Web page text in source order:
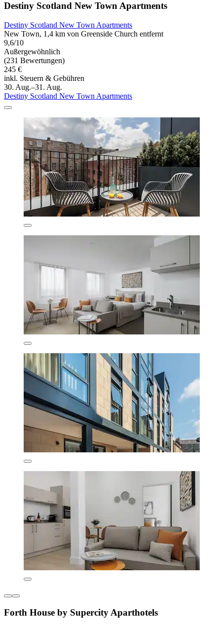
Destiny Scotland New Town Apartments
Destiny Scotland New Town Apartments
New Town, 1,4 km von Greenside Church entfernt
9,6/10
Außergewöhnlich
(231 Bewertungen)
245 €
inkl. Steuern & Gebühren
30. Aug.–31. Aug.
Destiny Scotland New Town Apartments
Forth House by Supercity Aparthotels